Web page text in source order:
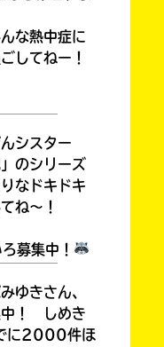
みんなの絵が
見られる
な熱中症に
してねー！
シスター
のシリーズ
なドキドキ
ね～！
募集中！
ゆきさん、
中！ しめき
に2000件ほ